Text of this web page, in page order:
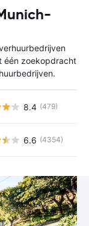
één zoekopdracht
8.4 (479)
6.6 (4354)